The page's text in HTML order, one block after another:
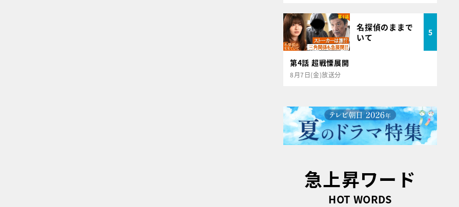
名探偵のままで
いて
5
第4話 超戦慄展開
8月7日(金)放送分
急上昇ワード
HOT WORDS